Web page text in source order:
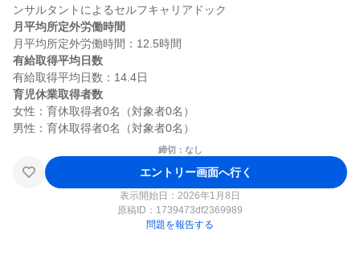
月平均所定外労働時間
有給取得平均日数
育児休業取得者数
女性：育休取得者0名（対象者0名）
締切：なし
エントリー画面へ行く
表示開始日：2026年1月8日
原稿ID： 1739473df2369989
問題を報告する